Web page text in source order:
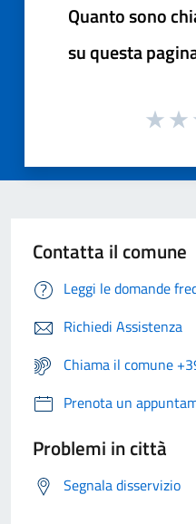
Quanto sono
su questa
Contatta il comune
Leggi le domande
Richiedi Assistenza
Chiama il comune
Prenota un
Problemi in città
Segnala disservizio